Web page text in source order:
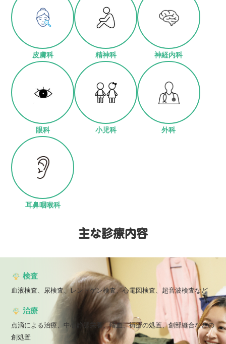
皮膚科 精神科 神経内科
眼科 小児科 外科
耳鼻咽喉科
主な診療内容
検査
⾎液検査、尿検査、レントゲン検査、⼼電図検査、超⾳波検査など
治療
点滴による治療、中⼼静脈栄養、輸⾎、褥瘡の処置、創部縫合などの
創処置